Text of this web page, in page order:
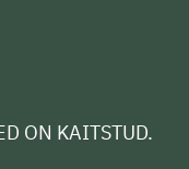
ON KAITSTUD.